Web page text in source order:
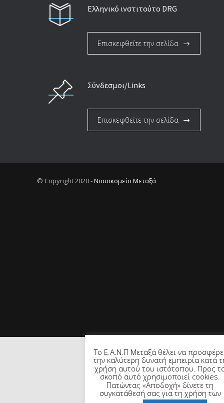
Ελληνικό ινστιτούτο DRG
Επισκεφθείτε την σελίδα
Σύνδεσμοι/Links
Επισκεφθείτε την σελίδα
© Copyright 2020 -Νοσοκομείο Μεταξά
Το Ε.Α.Ν.Π Μεταξά θέλει να
την καλύτερη δυνατή εμπειρία κατά
χρήση αυτού του ιστότοπου. Προς
σκοπό αυτό χρησιμοποιεί cookies.
Πατώντας «Αποδοχή» δίνετε τη
συγκατάθεσή σας για τη χρήση των